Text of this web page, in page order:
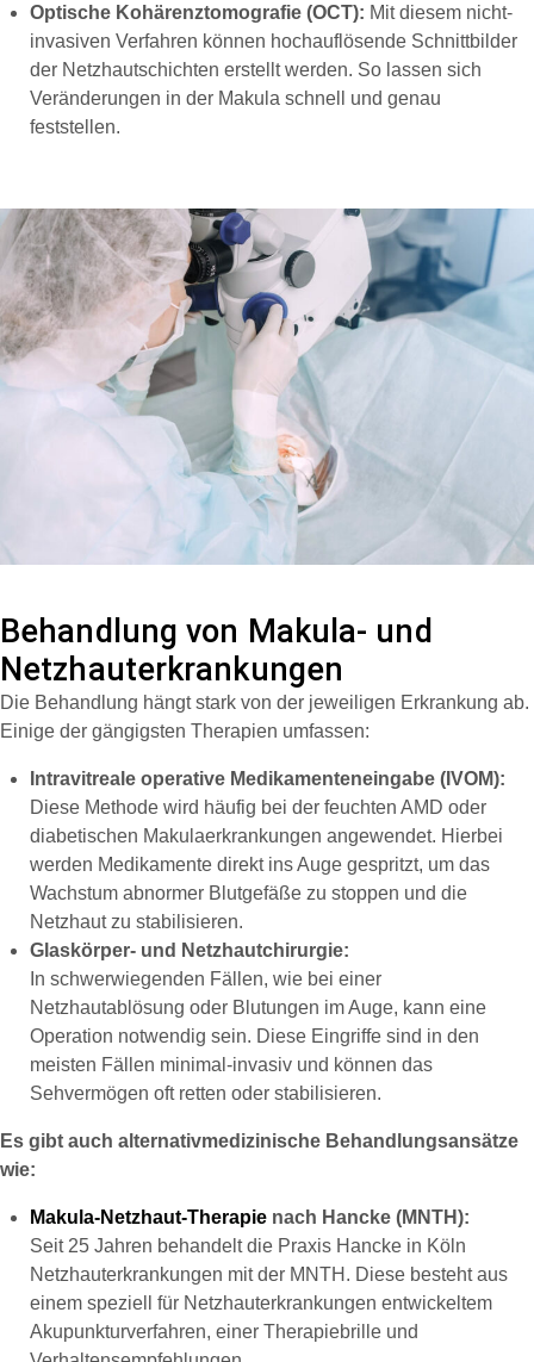
Optische Kohärenztomografie (OCT): Mit diesem nicht-
invasiven Verfahren können hochauflösende Schnittbilder
der Netzhautschichten erstellt werden. So lassen sich
Veränderungen in der Makula schnell und genau
feststellen.
Behandlung von Makula- und
Netzhauterkrankungen
Die Behandlung hängt stark von der jeweiligen Erkrankung ab.
Einige der gängigsten Therapien umfassen:
Intravitreale operative Medikamenteneingabe (IVOM):
Diese Methode wird häufig bei der feuchten AMD oder
diabetischen Makulaerkrankungen angewendet. Hierbei
werden Medikamente direkt ins Auge gespritzt, um das
Wachstum abnormer Blutgefäße zu stoppen und die
Netzhaut zu stabilisieren.
Glaskörper- und Netzhautchirurgie:
In schwerwiegenden Fällen, wie bei einer
Netzhautablösung oder Blutungen im Auge, kann eine
Operation notwendig sein. Diese Eingriffe sind in den
meisten Fällen minimal-invasiv und können das
Sehvermögen oft retten oder stabilisieren.
Es gibt auch alternativmedizinische Behandlungsansätze
wie:
Makula-Netzhaut-Therapie nach Hancke (MNTH):
Seit 25 Jahren behandelt die Praxis Hancke in Köln
Netzhauterkrankungen mit der MNTH. Diese besteht aus
einem speziell für Netzhauterkrankungen entwickeltem
Akupunkturverfahren, einer Therapiebrille und